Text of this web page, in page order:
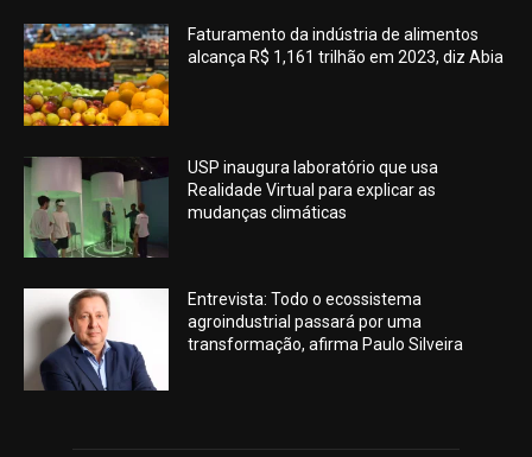
Faturamento da indústria de alimentos
alcança R$ 1,161 trilhão em 2023, diz Abia
USP inaugura laboratório que usa
Realidade Virtual para explicar as
mudanças climáticas
Entrevista: Todo o ecossistema
agroindustrial passará por uma
transformação, afirma Paulo Silveira